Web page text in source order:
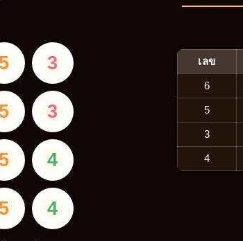
5 3
5 3
5 4
5 4
เลข
6
5
3
4